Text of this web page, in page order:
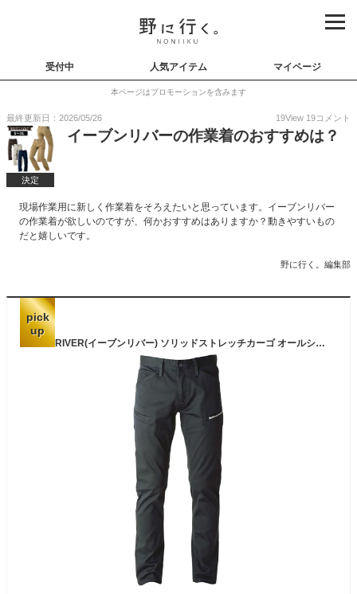
受付中 人気アイテム マイページ
本ページはプロモーションを含みます
最終更新日：2026/05/26 19View 19コメント
決定
イーブンリバーの作業着のおすすめは？
現場作業用に新しく作業着をそろえたいと思っています。イーブンリバー
の作業着が欲しいのですが、何かおすすめはありますか？動きやすいもの
だと嬉しいです。
野に行く。編集部
pick
up
EVEN RIVER(イーブンリバー) ソリッドストレッチカーゴ オールシーズン用 ライトブラック US1602 05 3L